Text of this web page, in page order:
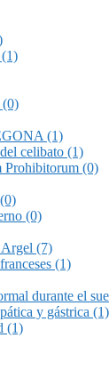
(0)
(1)
celibato (1)
(0)
(0)
(7)
(1)
durante el
y gástrica (1)
(1)